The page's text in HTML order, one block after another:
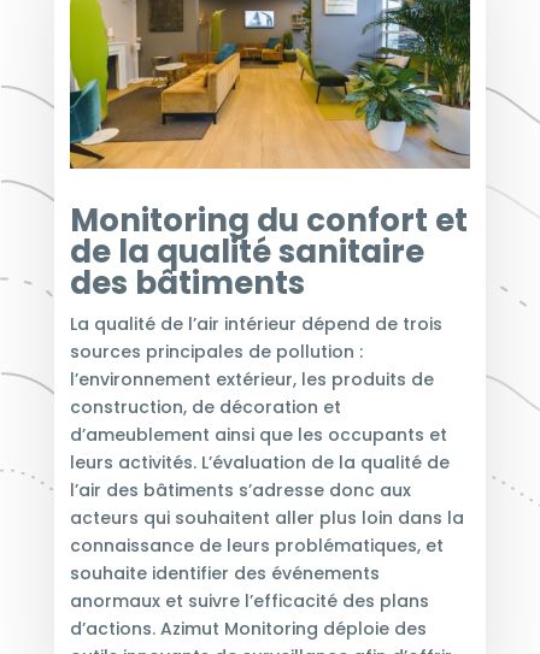
Monitoring du confort et
de la qualité sanitaire
des bâtiments
La qualité de l’air intérieur dépend de trois
sources principales de pollution :
l’environnement extérieur, les produits de
construction, de décoration et
d’ameublement ainsi que les occupants et
leurs activités. L’évaluation de la qualité de
l’air des bâtiments s’adresse donc aux
acteurs qui souhaitent aller plus loin dans la
connaissance de leurs problématiques, et
souhaite identifier des événements
anormaux et suivre l’efficacité des plans
d’actions. Azimut Monitoring déploie des